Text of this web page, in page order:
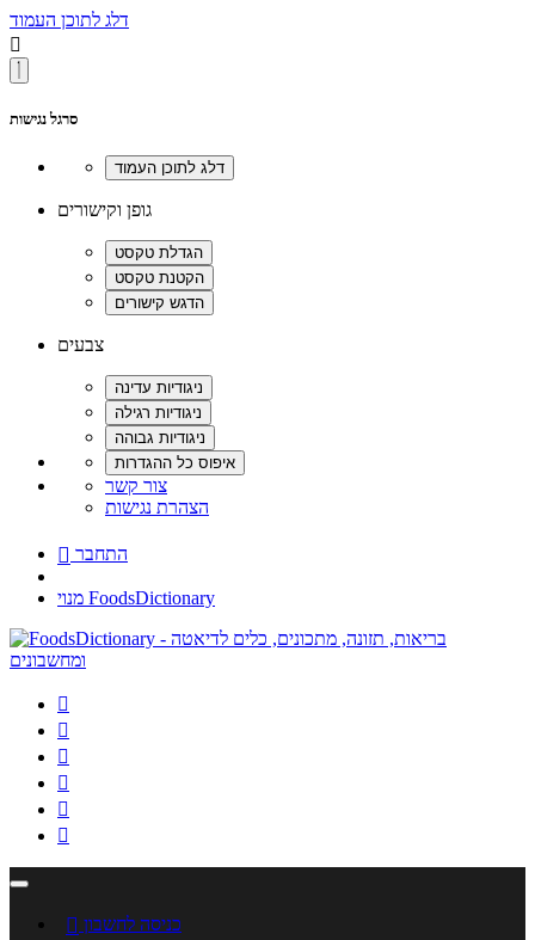
דלג לתוכן העמוד

סרגל נגישות
גופן וקישורים
צבעים
צור קשר
הצהרת נגישות
 התחבר
מנוי FoodsDictionary






 כניסה לחשבון